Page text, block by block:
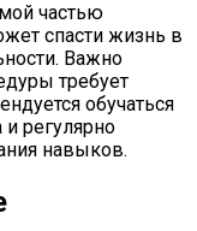
частью
спасти жизнь в
Важно
требует
обучаться
регулярно
навыков.